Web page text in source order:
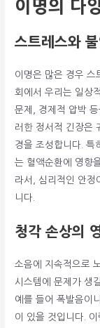
이명의 다
스트레스와 불
이명은 많은 경우 스
회에서 우리는 일상
문제, 경제적 압박
러한 정서적 긴장은
경을 조성합니다. 특
는 혈액순환에 영향
라서, 심리적인 안정
니다.
청각 손상의
소음에 지속적으로
시스템에 문제가 생
예를 들어 폭발음이
이 있을 것입니다.